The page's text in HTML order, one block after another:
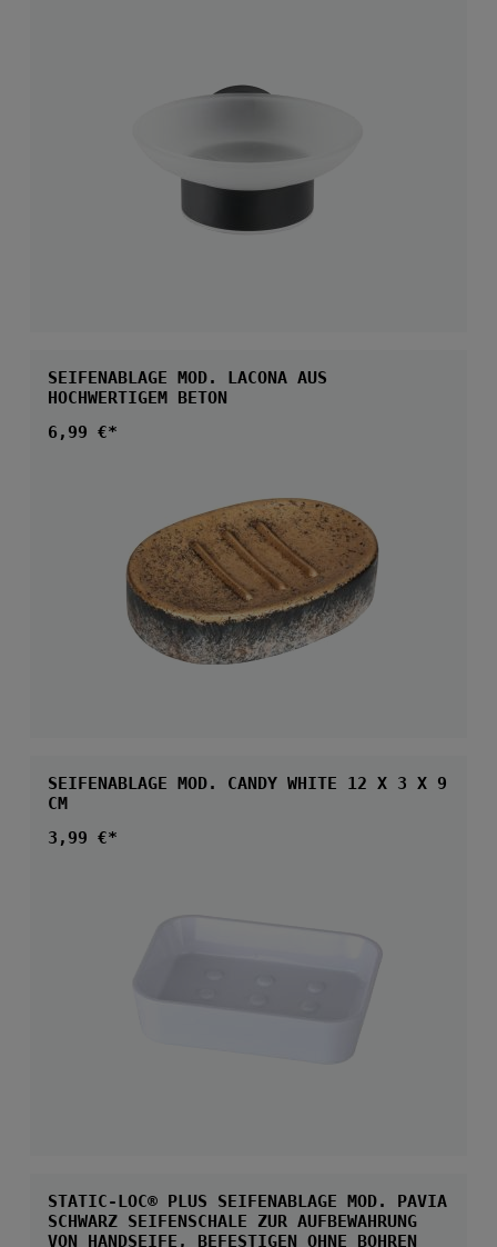
SEIFENABLAGE MOD. LACONA AUS
HOCHWERTIGEM BETON
Regulärer Preis:
6,99 €*
SEIFENABLAGE MOD. CANDY WHITE 12 X 3 X 9
CM
Regulärer Preis:
3,99 €*
STATIC-LOC® PLUS SEIFENABLAGE MOD. PAVIA
SCHWARZ SEIFENSCHALE ZUR AUFBEWAHRUNG
VON HANDSEIFE, BEFESTIGEN OHNE BOHREN